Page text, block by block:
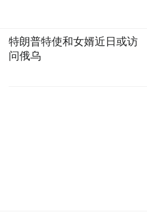
特朗普特使和女婿近日或访
问俄乌